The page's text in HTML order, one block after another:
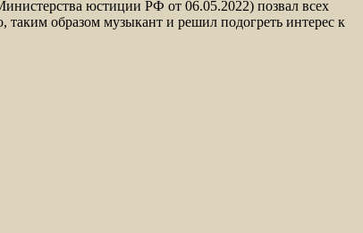
юстиции РФ от 06.05.2022) позвал всех
образом музыкант и решил подогреть интерес к